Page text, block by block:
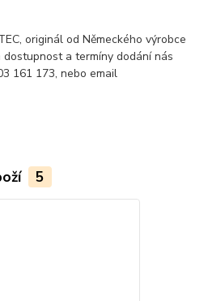
originál od Německého výrobce
a termíny dodání nás
161 173, nebo email
5